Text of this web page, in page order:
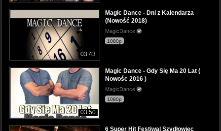
03:43
Magic Dance - Dni z Kalendarza
(Nowość 2018)
MagicDance
1080p
03:50
Magic Dance - Gdy Się Ma 20 Lat (
Nowośc 2016 )
MagicDance
1080p
6 Super Hit Festiwal Szydłowiec